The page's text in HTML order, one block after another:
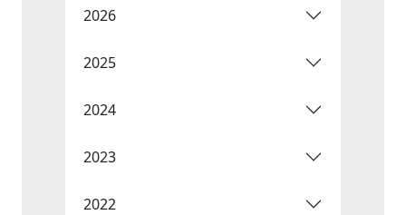
2026
2025
2024
2023
2022